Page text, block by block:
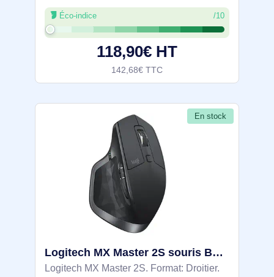
Technologie de détecteur de mouvement:
Optique, Interface de l'appareil: RF sans
fil, Résolution en mouvement: 1200 DPI,
Éco-indice /10
118,90€ HT
142,68€ TTC
En stock
Logitech MX Master 2S souris Bureau Droitier RF sans fil + Bluetooth Laser 4000 DPI - 910-007224
Logitech MX Master 2S. Format: Droitier.